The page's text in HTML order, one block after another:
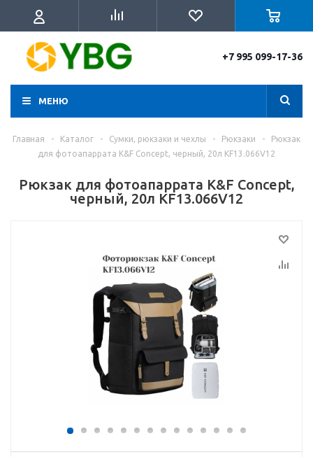
+7 995 099-17-36
МЕНЮ
Главная - Каталог - Сумки, рюкзаки и чехлы - Рюкзаки -
Рюкзак
для фотоапаррата K&F Concept, черный, 20л KF13.066V12
Рюкзак для фотоапаррата K&F Concept,
черный, 20л KF13.066V12